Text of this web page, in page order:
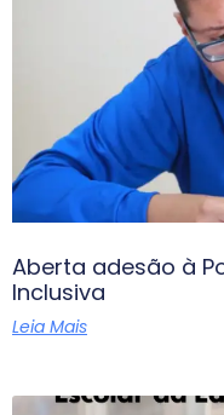
Aberta adesão à
Inclusiva
Leia Mais